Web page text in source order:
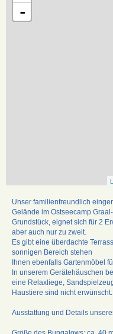
-
Unser familienfreundlich
Gelände im Ostseecamp
Grundstück, eignet sich für 2
aber auch nur zu zweit.
Es gibt eine überdachte
sonnigen Bereich stehen
Ihnen ebenfalls Gartenmöbel
In unserem Gerätehäuschen
eine Relaxliege,
Haustiere sind nicht erwünscht.
Ausstattung und Details